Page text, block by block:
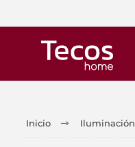
Inicio Iluminación